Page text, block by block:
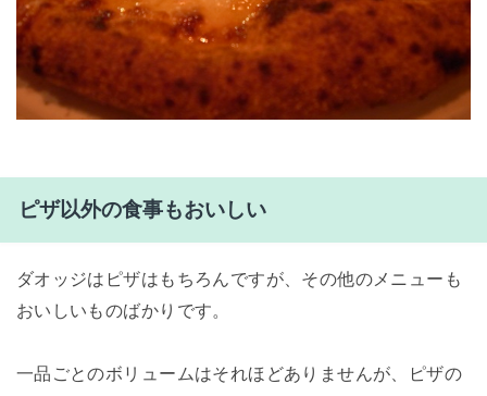
ピザ以外の食事もおいしい
ダオッジはピザはもちろんですが、その他のメニューも
おいしいものばかりです。
一品ごとのボリュームはそれほどありませんが、ピザの